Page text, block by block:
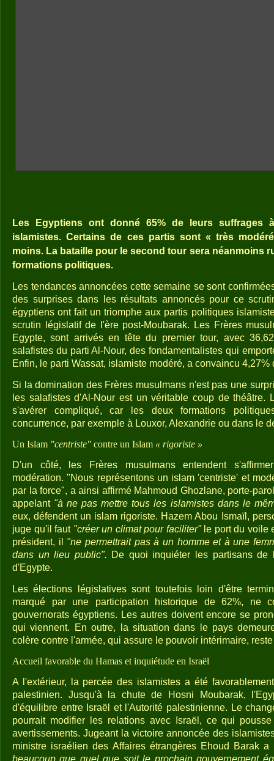
Les Egyptiens ont donné 65% de leurs suffrages
islamistes. Certains de ces partis sont « très
moins. La bataille pour le second tour sera néanmoins
formations politiques.
Les tendances annoncées cette semaine se sont
des surprises dans les résultats annoncés pour ce
égyptiens ont fait un triomphe aux partis politiques
scrutin législatif de l'ère post-Moubarak. Les Frères
Egypte, sont arrivés en tête du premier tour, avec
salafistes du parti Al-Nour, des fondamentalistes qui
Enfin, le parti Wassat, islamiste modéré, a convaincu 4,27%
Si la domination des Frères musulmans n'est pas une
les salafistes d'Al-Nour est un véritable coup de théâtre.
s'avérer compliqué, car les deux formations
concurrence, par exemple à Louxor, Alexandrie ou dans le
Un Islam "centriste" contre un Islam « rigoriste »
D'un côté, les Frères musulmans entendent
modération. "Nous représentons un islam 'centriste' et
par la force", a ainsi affirmé Mahmoud Ghozlane, porte-
appelant "à ne pas mettre tous les islamistes dans le
eux, défendent un islam rigoriste. Hazem Abou Ismaïl,
juge qu'il faut "créer un climat pour faciliter"le port du voile
président, il "ne permettrait pas à un homme et à une
dans un lieu public". De quoi inquiéter les partisans
d'Egypte.
Les élections législatives sont toutefois loin d'être
marqué par une participation historique de 62%, ne
gouvernorats égyptiens. Les autres doivent encore se
qui viennent. En outre, la situation dans le pays
colère contre l'armée, qui assure le pouvoir intérimaire, reste
Accueil favorable du Hamas et inquiétude en Israël
A l'extérieur, la percée des islamistes a été
palestinien. Jusqu'à la chute de Hosni Moubarak,
d'équilibre entre Israël et l'Autorité palestinienne. Le
pourrait modifier les relations avec Israël, ce qui
avertissements. Jugeant la victoire annoncée des
ministre israélien des Affaires étrangères Ehoud Barak